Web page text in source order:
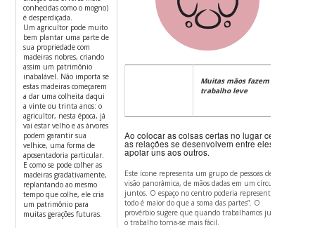
conhecidas como o mogno)
é desperdiçada.
Um agricultor pode muito
bem plantar uma parte de
sua propriedade com
madeiras nobres, criando
assim um patrimônio
inabalável. Não importa se
estas madeiras começarem
a dar uma colheita daqui
a vinte ou trinta anos: o
agricultor, nesta época, já
vai estar velho e as árvores
podem garantir sua
velhice, uma forma de
aposentadoria particular.
E como se pode colher as
madeiras gradativamente,
replantando ao mesmo
tempo que colhe, ele cria
um patrimônio para
muitas gerações futuras.
Muitas mãos fazem o
trabalho leve
Ao colocar as coisas certas no lugar certo,
as relações se desenvolvem entre eles e
apoiar uns aos outros.
Este ícone representa um grupo de pessoas de uma
visão panorâmica, de mãos dadas em um círculo
juntos. O espaço no centro poderia representar “o
todo é maior do que a soma das partes”. O
provérbio sugere que quando trabalhamos juntos
o trabalho torna-se mais fácil.